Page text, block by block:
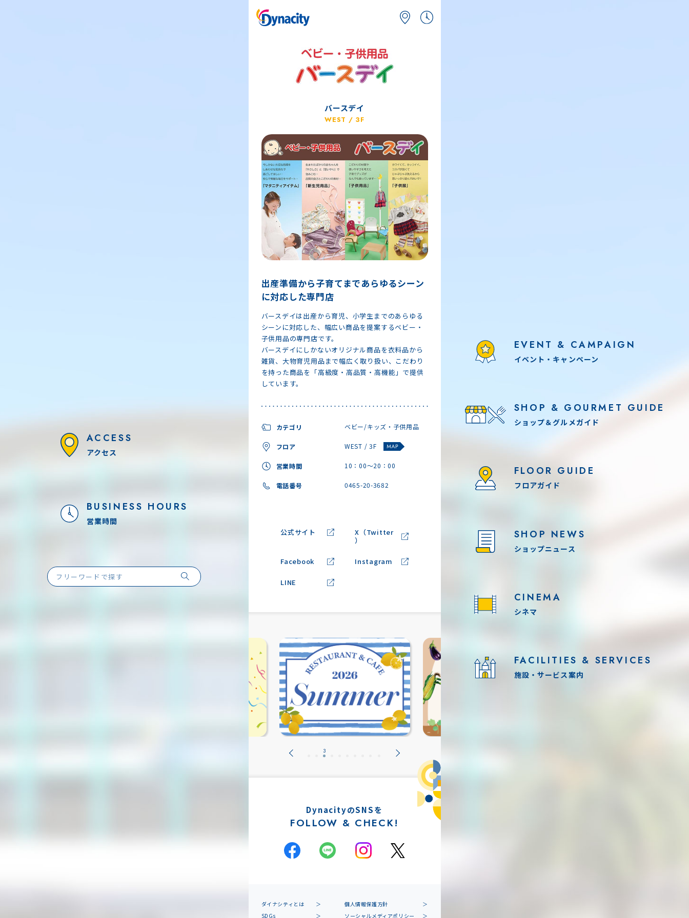
バースデイ
WEST / 3F
出産準備から子育てまであらゆるシーン
に対応した専門店
バースデイは出産から育児、小学生までのあらゆる
シーンに対応した、幅広い商品を提案するベビー・
子供用品の専門店です。
バースデイにしかないオリジナル商品を衣料品から
雑貨、大物育児用品まで幅広く取り扱い、こだわり
を持った商品を「高級度・高品質・高機能」で提供
しています。
カテゴリ ベビー/キッズ・子供用品
フロア WEST / 3F
営業時間 10：00～20：00
電話番号 0465-20-3682
公式サイト
X（Twitter
）
Facebook Instagram
LINE
DynacityのSNSを
FOLLOW & CHECK!
ダイナシティとは
個人情報保護方針
SDGs
ソーシャルメディアポリシー
ACCESS
アクセス
BUSINESS HOURS
営業時間
EVENT & CAMPAIGN
イベント・キャンペーン
SHOP & GOURMET GUIDE
ショップ＆グルメガイド
FLOOR GUIDE
フロアガイド
SHOP NEWS
ショップニュース
CINEMA
シネマ
FACILITIES & SERVICES
施設・サービス案内